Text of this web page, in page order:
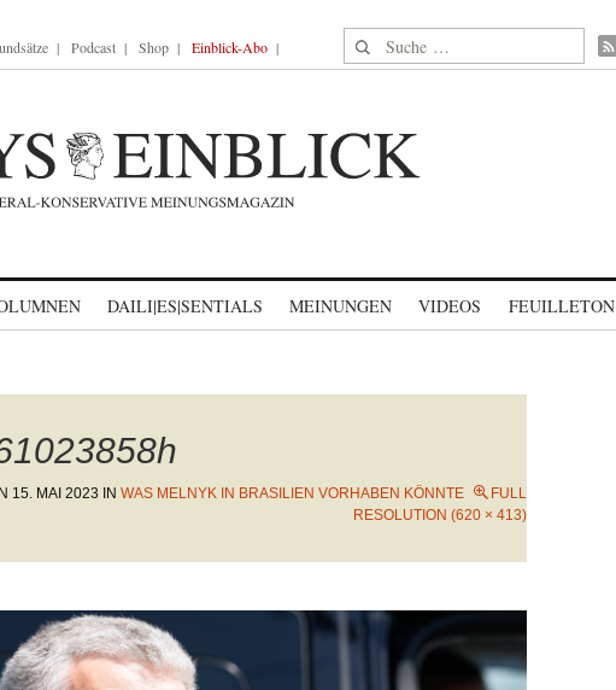
Podcast Shop Einblick-Abo Suche nach:
DAILI|ES|SENTIALS MEINUNGEN VIDEOS FEUILLETON
15. MAI 2023 IN WAS MELNYK IN BRASILIEN VORHABEN KÖNNTE
FULL
RESOLUTION (620 × 413)